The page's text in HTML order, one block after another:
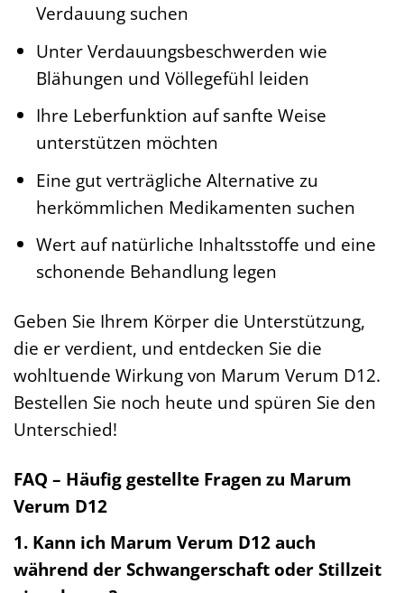
Verdauung suchen
Unter Verdauungsbeschwerden wie
Blähungen und Völlegefühl leiden
Ihre Leberfunktion auf sanfte Weise
unterstützen möchten
Eine gut verträgliche Alternative zu
herkömmlichen Medikamenten suchen
Wert auf natürliche Inhaltsstoffe und eine
schonende Behandlung legen
Geben Sie Ihrem Körper die Unterstützung,
die er verdient, und entdecken Sie die
wohltuende Wirkung von Marum Verum D12.
Bestellen Sie noch heute und spüren Sie den
Unterschied!
FAQ – Häufig gestellte Fragen zu Marum
Verum D12
1. Kann ich Marum Verum D12 auch
während der Schwangerschaft oder Stillzeit